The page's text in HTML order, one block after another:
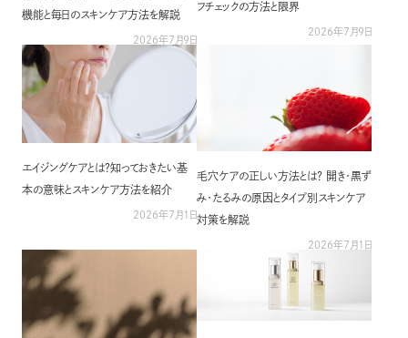
機能と毎日のスキンケア方法を解説
2026年7月9日
フチェックの方法と限界
2026年7月9日
エイジングケアとは？知っておきたい基
本の意味とスキンケア方法を紹介
2026年7月1日
毛穴ケアの正しい方法とは？ 開き・黒ず
み・たるみの原因とタイプ別スキンケア
対策を解説
2026年7月1日